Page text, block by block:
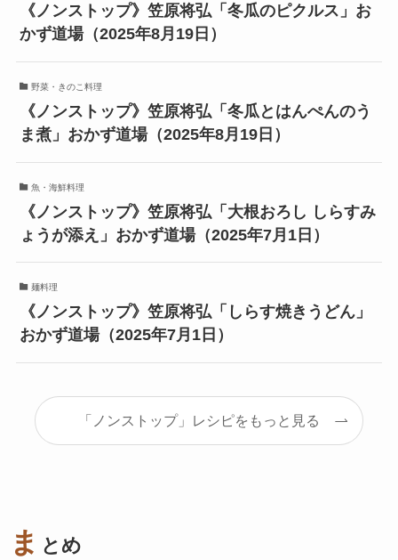
《ノンストップ》笠原将弘「冬瓜のピクルス」お
かず道場（2025年8月19日）
野菜・きのこ料理
《ノンストップ》笠原将弘「冬瓜とはんぺんのう
ま煮」おかず道場（2025年8月19日）
魚・海鮮料理
《ノンストップ》笠原将弘「大根おろし しらすみ
ょうが添え」おかず道場（2025年7月1日）
麺料理
《ノンストップ》笠原将弘「しらす焼きうどん」
おかず道場（2025年7月1日）
「ノンストップ」レシピをもっと見る
ま とめ